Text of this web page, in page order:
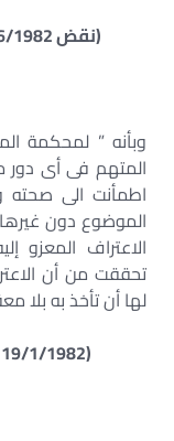
(نقض 8/6/1982 الطعن رقم 1251 لسنة 52ق) .
وبأنه ” لمحكمة
المتهم فى أى دور
اطمأنت الى صحته
الموضوع دون
الاعتراف المعزو
تحققت من أن
لها أن تأخذ به بلا
(19/1/1982 أحكام النقض س33 ق6 ص37) .